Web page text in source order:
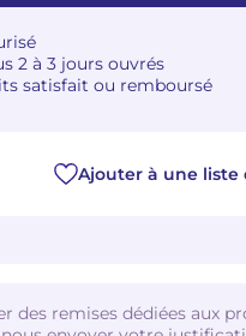
2 à 3 jours ouvrés
satisfait ou remboursé
Ajouter à une liste
des remises dédiées aux